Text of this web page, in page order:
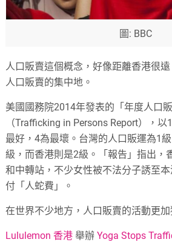
圖: BBC
人口販賣這個概念，好像距離香港很
人口販賣的集中地。
美國國務院2014年發表的「年度人口販
（Trafficking in Persons Report），
最好，4為最壞。台灣的人口販運為1
級，而香港則是2級。「報告」指出，
和中轉站，不少女性被不法分子誘至
付「人蛇費」。
在世界不少地方，人口販賣的活動更加
Lululemon 香港 舉辦Yoga Stops